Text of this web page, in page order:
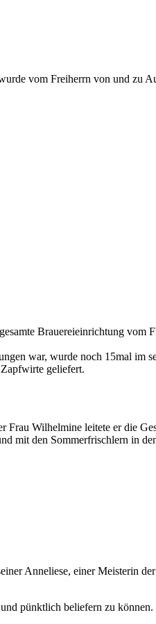
vom Freiherrn von und zu
Brauereieinrichtung vom
war, wurde noch 15mal im
geliefert.
Wilhelmine leitete er die
mit den Sommerfrischlern in
Anneliese, einer Meisterin
pünktlich beliefern zu können.